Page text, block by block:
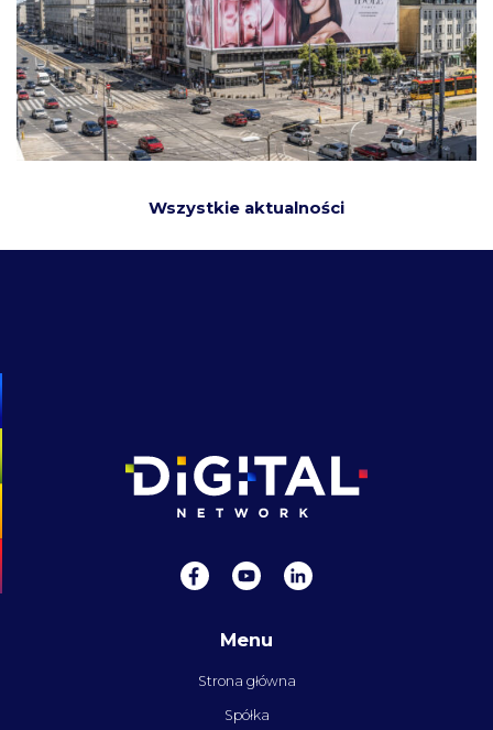
Wszystkie aktualności
Menu
Strona główna
Spółka